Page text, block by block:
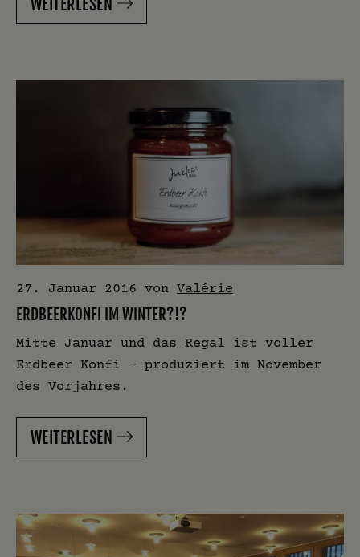
WEITERLESEN
27. Januar 2016 von Valérie
ERDBEERKONFI IM WINTER?!?
Mitte Januar und das Regal ist voller
Erdbeer Konfi – produziert im November
des Vorjahres.
WEITERLESEN